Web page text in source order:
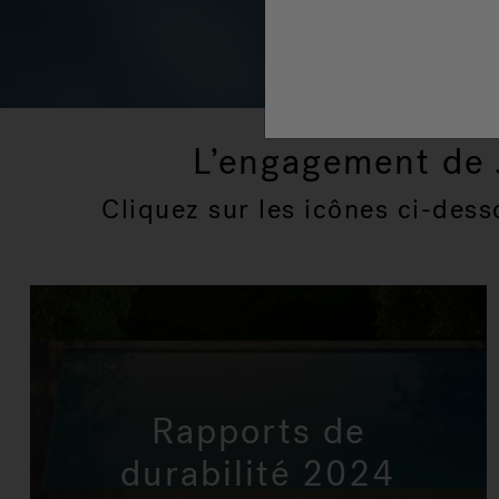
L’engagement
Cliquez sur les icônes ci-
Rapports de
durabilité 2024